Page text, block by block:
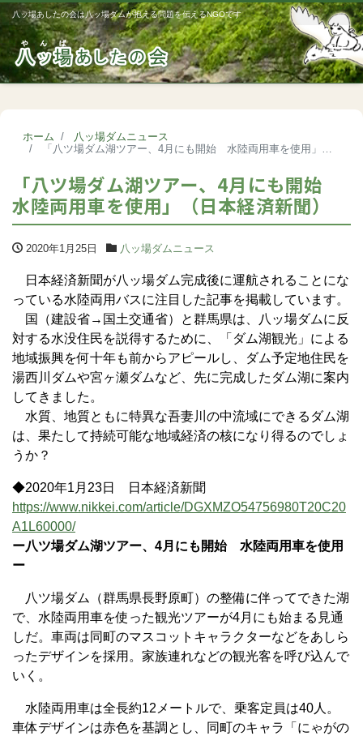
八ッ場あしたの会は八ッ場ダムが抱える問題を伝えるNGOです
ホーム
八ッ場ダムニュース
「八ツ場ダム湖ツアー、4月にも開始 水陸両用車を使用」（日本経済新聞）
「八ツ場ダム湖ツアー、4月にも開始
水陸両用車を使用」（日本経済新聞）
2020年1月25日 八ッ場ダムニュース
日本経済新聞が八ッ場ダム完成後に運航されることにな
っている水陸両用バスに注目した記事を掲載しています。
国（建設省→国土交通省）と群馬県は、八ッ場ダムに反
対する水没住民を説得するために、「ダム湖観光」による
地域振興を何十年も前からアピールし、ダム予定地住民を
湯西川ダムや宮ヶ瀬ダムなど、先に完成したダム湖に案内
してきました。
水質、地質ともに特異な吾妻川の中流域にできるダム湖
は、果たして持続可能な地域経済の核になり得るのでしょ
うか？
◆2020年1月23日 日本経済新聞
https://www.nikkei.com/article/DGXMZO54756980T20C20
A1L60000/
ー八ツ場ダム湖ツアー、4月にも開始 水陸両用車を使用
ー
八ツ場ダム（群馬県長野原町）の整備に伴ってできた湖
で、水陸両用車を使った観光ツアーが4月にも始まる見通
しだ。車両は同町のマスコットキャラクターなどをあしら
ったデザインを採用。家族連れなどの観光客を呼び込んで
いく。
水陸両用車は全長約12メートルで、乗客定員は40人。
車体デザインは赤色を基調とし、同町のキャラ「にゃがの